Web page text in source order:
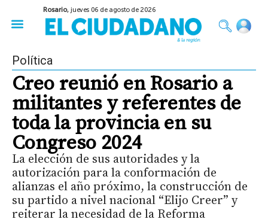
Rosario,jueves 06 de agosto de 2026
Política
Creo reunió en Rosario a
militantes y referentes de
toda la provincia en su
Congreso 2024
La elección de sus autoridades y la
autorización para la conformación de
alianzas el año próximo, la construcción de
su partido a nivel nacional “Elijo Creer” y
reiterar la necesidad de la Reforma